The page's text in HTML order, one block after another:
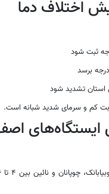
اختلاف دما
استان تشدید شود
کم و سرمای شدید شبانه است.